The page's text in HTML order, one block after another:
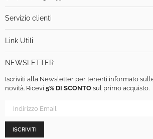
Servizio clienti
Link Utili
NEWSLETTER
Iscriviti alla Newsletter per tenerti informato
novità. Ricevi 5% DI SCONTO sul primo acquisto.
ISCRIVITI